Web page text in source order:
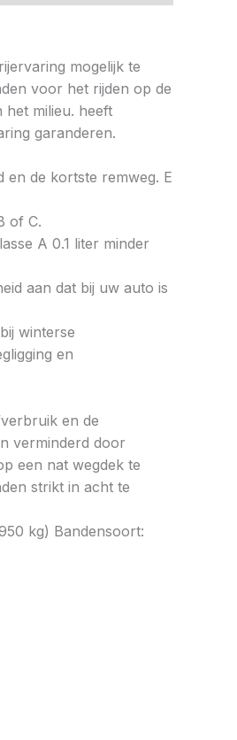
mogelijk te
voor het rijden op de
het milieu. heeft
garanderen.
en de kortste remweg. E
of C.
A 0.1 liter minder
aan dat bij uw auto is
winterse
en
en de
verminderd door
een nat wegdek te
strikt in acht te
kg) Bandensoort: